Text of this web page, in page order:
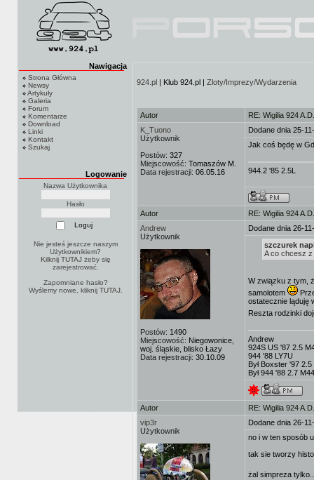
Nawigacja
Strona Główna
Newsy
Artykuły
Galeria
Forum
Komentarze
Download
Linki
Kontakt
Szukaj
Logowanie
Nazwa Użytkownika
Hasło
Nie jesteś jeszcze naszym
Użytkownikiem?
Kilknij TUTAJżeby się
zarejestrować.
Zapomniane hasło?
Wyślemy nowe, kliknij TUTAJ.
924.pl | Klub 924.pl | Zloty/Imprezy/Wydarzenia
Autor
RE: Wigilia 924
K_Tuono
Użytkownik
Postów: 327
Miejscowość: Tomaszów M.
Data rejestracji: 06.05.16
Dodane dnia 25-
Jak coś będę w
944.2 '85 2.5L
Autor
RE: Wigilia 924
Andrew
Użytkownik
Postów: 1490
Miejscowość: Niegowonice,
woj. śląskie, blisko Łazy
Data rejestracji: 30.10.09
Dodane dnia 26-
szczurek
A co chcesz
W związku z tym,
samolotem
ostatecznie ląduję
Reszta rodzinki
Andrew
924S US '87 2.5
944 '88 LY7U
Był Boxster '97
Był 944 '88 2.7
Autor
RE: Wigilia 924
vip3r
Użytkownik
Dodane dnia 26-
no i w ten sposób
tak sie tworzy
żal simpreza